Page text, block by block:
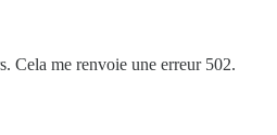
Cela me renvoie une erreur 502.